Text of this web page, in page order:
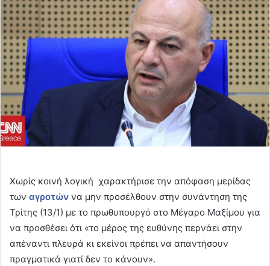
Χωρίς κοινή λογική χαρακτήρισε την απόφαση μερίδας
των αγροτών να μην προσέλθουν στην συνάντηση της
Τρίτης (13/1) με το πρωθυπουργό στο Μέγαρο Μαξίμου για
να προσθέσει ότι «το μέρος της ευθύνης περνάει στην
απέναντι πλευρά κι εκείνοι πρέπει να απαντήσουν
πραγματικά γιατί δεν το κάνουν».